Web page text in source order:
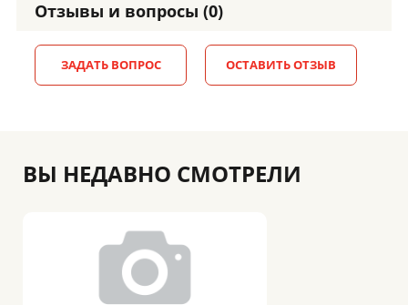
Отзывы и вопросы (0)
ЗАДАТЬ ВОПРОС ОСТАВИТЬ ОТЗЫВ
ВЫ НЕДАВНО СМОТРЕЛИ